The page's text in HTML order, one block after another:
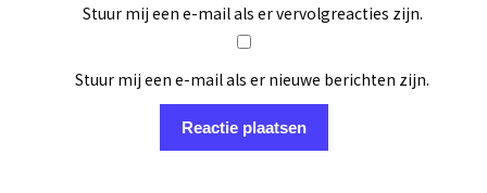
Stuur mij een e-mail als er vervolgreacties zijn.
Stuur mij een e-mail als er nieuwe berichten zijn.